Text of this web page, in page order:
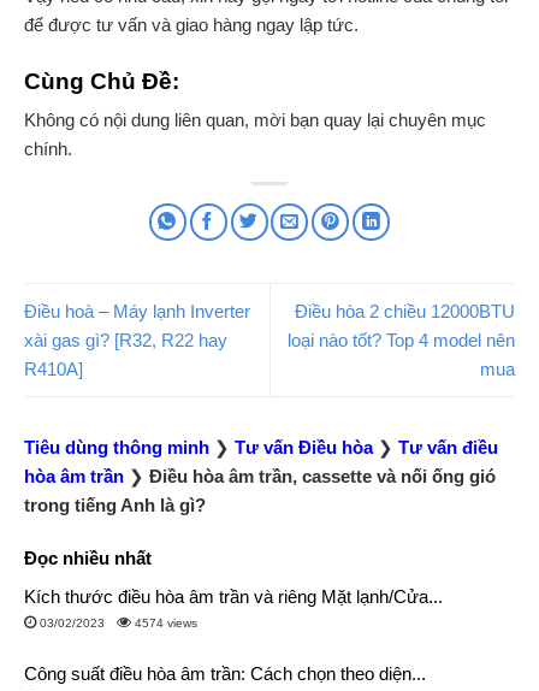
để được tư vấn và giao hàng ngay lập tức.
Cùng Chủ Đề:
Không có nội dung liên quan, mời bạn quay lại chuyên mục
chính.
Điều hoà – Máy lạnh Inverter
xài gas gì? [R32, R22 hay
R410A]
Điều hòa 2 chiều 12000BTU
loại nào tốt? Top 4 model nên
mua
Tiêu dùng thông minh ❯ Tư vấn Điều hòa❯ Tư vấn điều
hòa âm trần ❯ Điều hòa âm trần, cassette và nối ống gió
trong tiếng Anh là gì?
Đọc nhiều nhất
Kích thước điều hòa âm trần và riêng Mặt lạnh/Cửa...
03/02/2023 4574 views
Công suất điều hòa âm trần: Cách chọn theo diện...